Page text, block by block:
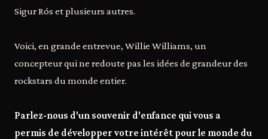
Sigur Rós et plusieurs autres.
Voici, en grande entrevue, Willie Williams, un
concepteur qui ne redoute pas les idées de grandeur des
rockstars du monde entier.
Parlez-nous d'un souvenir d'enfance qui vous a
permis de développer votre intérêt pour le monde du